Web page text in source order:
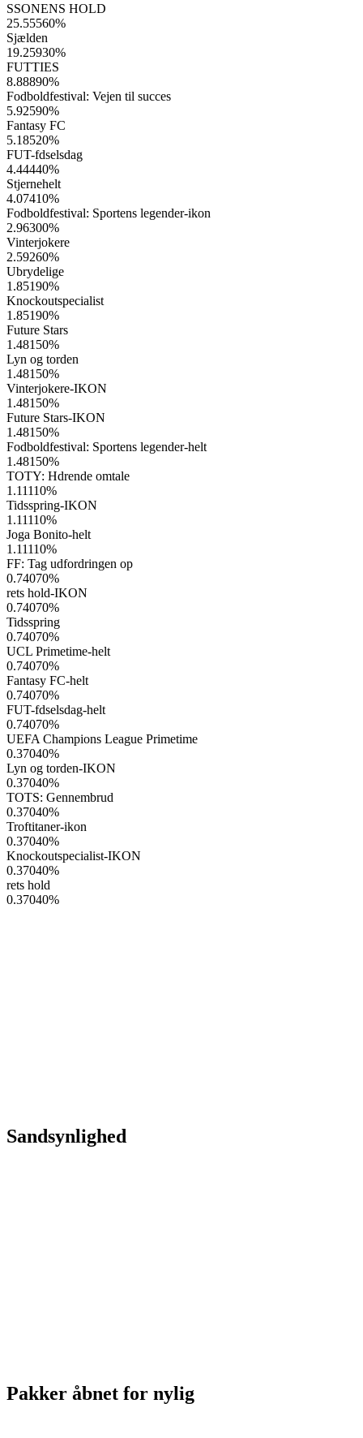
SSONENS HOLD
25.55560%
Sjælden
19.25930%
FUTTIES
8.88890%
Fodboldfestival: Vejen til succes
5.92590%
Fantasy FC
5.18520%
FUT-fdselsdag
4.44440%
Stjernehelt
4.07410%
Fodboldfestival: Sportens legender-ikon
2.96300%
Vinterjokere
2.59260%
Ubrydelige
1.85190%
Knockoutspecialist
1.85190%
Future Stars
1.48150%
Lyn og torden
1.48150%
Vinterjokere-IKON
1.48150%
Future Stars-IKON
1.48150%
Fodboldfestival: Sportens legender-helt
1.48150%
TOTY: Hdrende omtale
1.11110%
Tidsspring-IKON
1.11110%
Joga Bonito-helt
1.11110%
FF: Tag udfordringen op
0.74070%
rets hold-IKON
0.74070%
Tidsspring
0.74070%
UCL Primetime-helt
0.74070%
Fantasy FC-helt
0.74070%
FUT-fdselsdag-helt
0.74070%
UEFA Champions League Primetime
0.37040%
Lyn og torden-IKON
0.37040%
TOTS: Gennembrud
0.37040%
Troftitaner-ikon
0.37040%
Knockoutspecialist-IKON
0.37040%
rets hold
0.37040%
Sandsynlighed
Pakker åbnet for nylig